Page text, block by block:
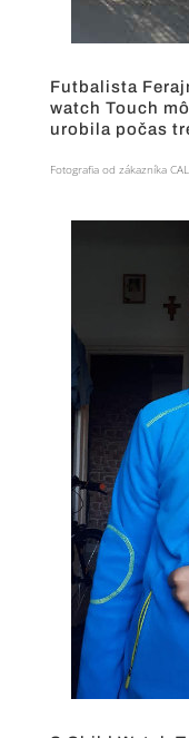
Futbalista
watch Touch
urobila počas
Fotografia od zákazníka